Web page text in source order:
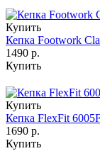
Купить
Кепка Footwork
1490 р.
Купить
Купить
Кепка FlexFit
1690 р.
Купить